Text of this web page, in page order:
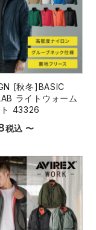
カシマ
ーター
[秋冬]BASIC
ライトウォーム
43326
税込 〜